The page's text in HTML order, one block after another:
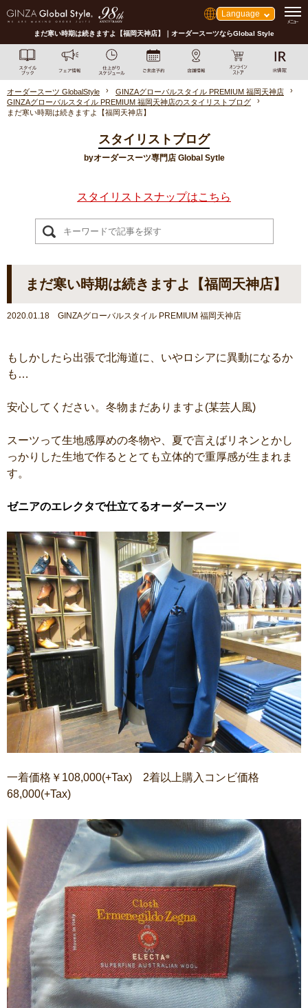
Language
まだ寒い時期は続きますよ【福岡天神店】｜オーダースーツならGlobal Style
オーダースーツ GlobalStyle
GINZAグローバルスタイル PREMIUM 福岡天神店
GINZAグローバルスタイル PREMIUM 福岡天神店のスタイリストブログ
まだ寒い時期は続きますよ【福岡天神店】
スタイリストブログ
byオーダースーツ専門店 Global Sytle
スタイリストスナップはこちら
まだ寒い時期は続きますよ【福岡天神店】
2020.01.18 GINZAグローバルスタイル PREMIUM 福岡天神店
もしかしたら出張で北海道に、いやロシアに異動になるか
も…
安心してください。冬物まだありますよ(某芸人風)
スーツって生地感厚めの冬物や、夏で言えばリネンとかし
っかりした生地で作るととても立体的で重厚感が生まれま
す。
ゼニアのエレクタで仕立てるオーダースーツ
一着価格￥108,000(+Tax) 2着以上購入コンビ価格
68,000(+Tax)